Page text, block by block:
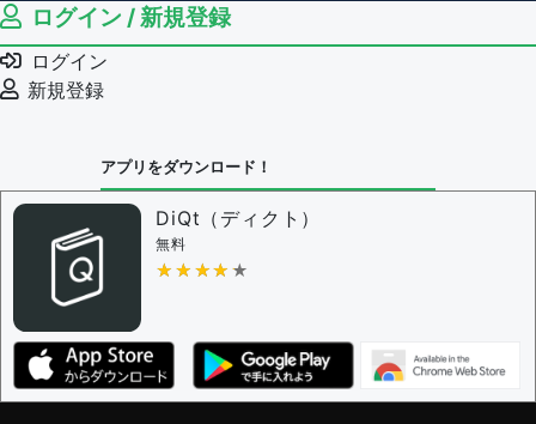
ログイン / 新規登録
ログイン
新規登録
アプリをダウンロード！
DiQt（ディクト）
無料
★★★★★
★★★★★